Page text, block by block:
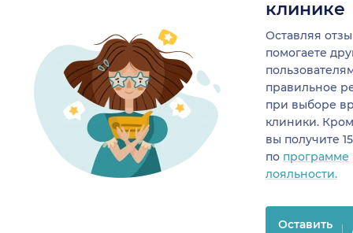
клинике
Оставляя
помогаете
правильное
при выборе
клиники.
вы получите
по программе
лояльности.
Оставить